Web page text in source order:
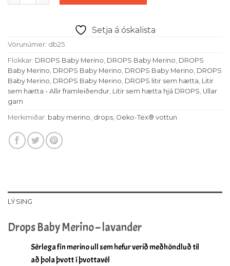
Setja á óskalista
Vörunúmer: db25
Flokkar: DROPS Baby Merino, DROPS Baby Merino, DROPS
Baby Merino, DROPS Baby Merino, DROPS Baby Merino, DROPS
Baby Merino, DROPS Baby Merino, DROPS litir sem hætta, Litir
sem hætta - Allir framleiðendur, Litir sem hætta hjá DROPS, Ullar
garn
Merkimiðar: baby merino, drops, Oeko-Tex® vottun
LÝSING
Drops Baby Merino – lavander
Sérlega fín merino ull sem hefur verið meðhöndluð til
að þola þvott í þvottavél